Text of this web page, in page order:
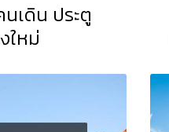
เดิน ประตู
ใหม่